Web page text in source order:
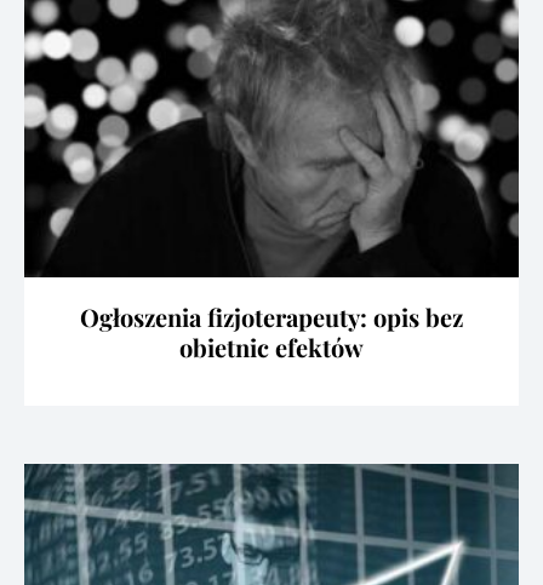
Ogłoszenia fizjoterapeuty: opis bez
obietnic efektów